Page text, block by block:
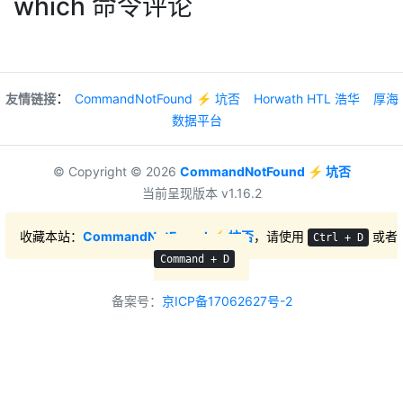
which 命令评论
友情链接： CommandNotFound ⚡️ 坑否 Horwath HTL 浩华
厚海
数据平台
© Copyright © 2026 CommandNotFound ⚡️ 坑否
当前呈现版本 v1.16.2
收藏本站： CommandNotFound ⚡️ 坑否，请使用 Ctrl + D 或者
Command + D
备案号： 京ICP备17062627号-2